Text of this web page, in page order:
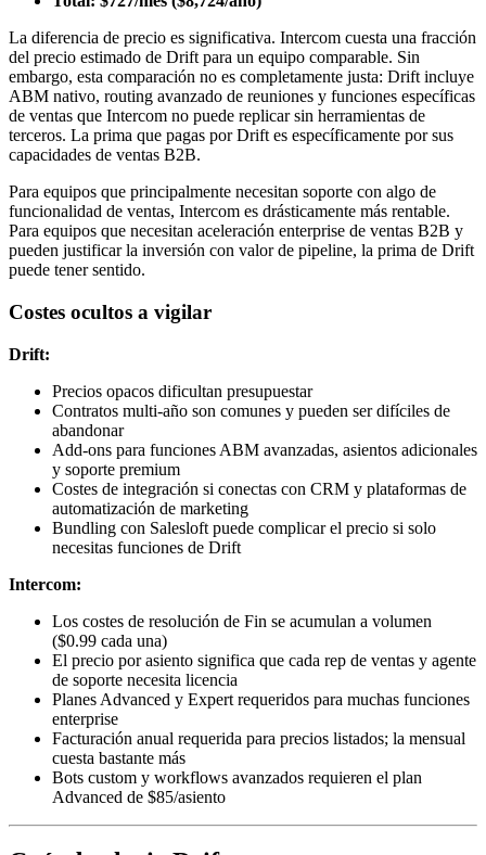
La diferencia de precio es significativa. Intercom cuesta una fracción
del precio estimado de Drift para un equipo comparable. Sin
embargo, esta comparación no es completamente justa: Drift incluye
ABM nativo, routing avanzado de reuniones y funciones específicas
de ventas que Intercom no puede replicar sin herramientas de
terceros. La prima que pagas por Drift es específicamente por sus
capacidades de ventas B2B.
Para equipos que principalmente necesitan soporte con algo de
funcionalidad de ventas, Intercom es drásticamente más rentable.
Para equipos que necesitan aceleración enterprise de ventas B2B y
pueden justificar la inversión con valor de pipeline, la prima de Drift
puede tener sentido.
Costes ocultos a vigilar
Drift:
Precios opacos dificultan presupuestar
Contratos multi-año son comunes y pueden ser difíciles de
abandonar
Add-ons para funciones ABM avanzadas, asientos adicionales
y soporte premium
Costes de integración si conectas con CRM y plataformas de
automatización de marketing
Bundling con Salesloft puede complicar el precio si solo
necesitas funciones de Drift
Intercom:
Los costes de resolución de Fin se acumulan a volumen
($0.99 cada una)
El precio por asiento significa que cada rep de ventas y agente
de soporte necesita licencia
Planes Advanced y Expert requeridos para muchas funciones
enterprise
Facturación anual requerida para precios listados; la mensual
cuesta bastante más
Bots custom y workflows avanzados requieren el plan
Advanced de $85/asiento